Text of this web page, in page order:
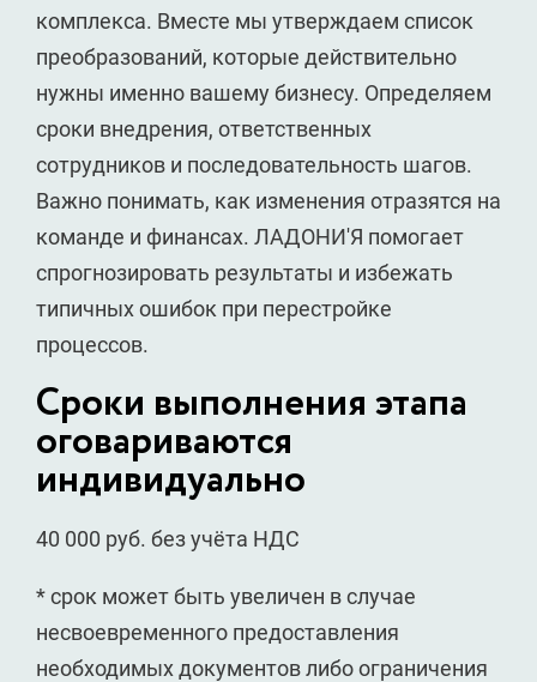
комплекса. Вместе мы утверждаем список
преобразований, которые действительно
нужны именно вашему бизнесу. Определяем
сроки внедрения, ответственных
сотрудников и последовательность шагов.
Важно понимать, как изменения отразятся на
команде и финансах. ЛАДОНИ'Я помогает
спрогнозировать результаты и избежать
типичных ошибок при перестройке
процессов.
Сроки выполнения этапа
оговариваются
индивидуально
40 000 руб. без учёта НДС
* срок может быть увеличен в случае
несвоевременного предоставления
необходимых документов либо ограничения